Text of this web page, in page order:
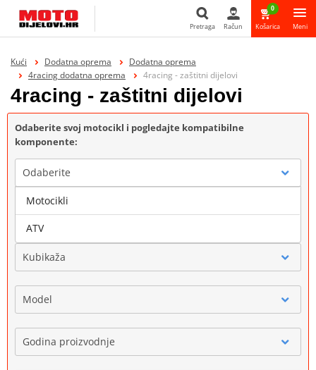
Pretraga Račun
0
Košarica Meni
Kući Dodatna oprema
Dodatna oprema
4racing dodatna oprema
4racing - zaštitni dijelovi
4racing - zaštitni dijelovi
Odaberite svoj motocikl i pogledajte kompatibilne
komponente:
Odaberite
Marka
Kubikaža
Model
Godina proizvodnje
Motocikli
ATV